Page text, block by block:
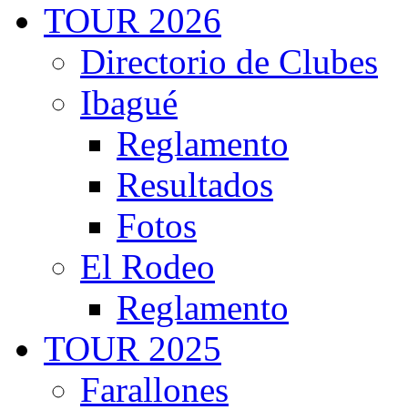
TOUR 2026
Directorio de Clubes
Ibagué
Reglamento
Resultados
Fotos
El Rodeo
Reglamento
TOUR 2025
Farallones